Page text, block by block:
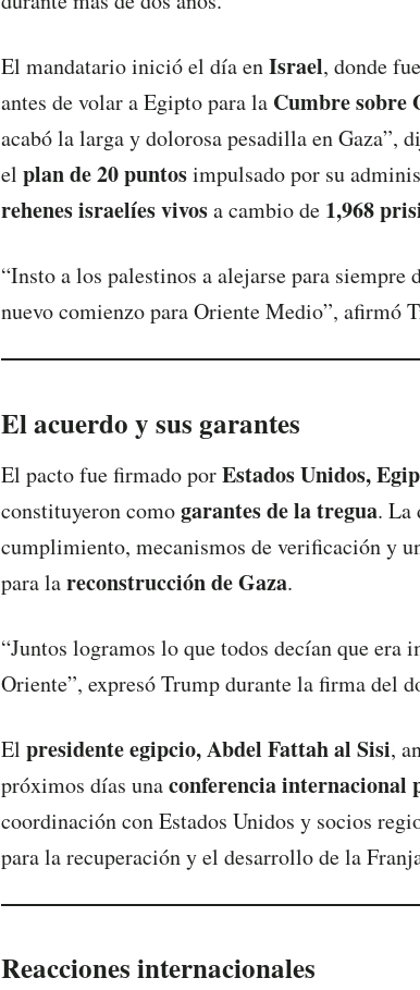
El mandatario inició el día enIsrael, donde
antes de volar a Egipto para la Cumbre sobre
acabó la larga y dolorosa pesadilla en Gaza”,
el plan de 20 puntosimpulsado por su
rehenes israelíes vivosa cambio de 1,968
“Insto a los palestinos a alejarse para
nuevo comienzo para Oriente Medio”, afirmó
El acuerdo y sus garantes
El pacto fue firmado porEstados Unidos,
constituyeron comogarantes de la tregua. La
cumplimiento, mecanismos de verificación y
para lareconstrucción de Gaza.
“Juntos logramos lo que todos decían que
Oriente”, expresó Trump durante la firma del
El presidente egipcio, Abdel Fattah al Sisi,
próximos días unaconferencia internacional
coordinación con Estados Unidos y socios
para la recuperación y el desarrollo de la
Reacciones internacionales